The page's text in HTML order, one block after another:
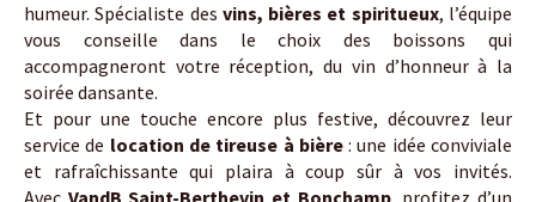
humeur. Spécialiste des vins, bières et spiritueux, l’équipe
vous conseille dans le choix des boissons qui
accompagneront votre réception, du vin d’honneur à la
soirée dansante.
Et pour une touche encore plus festive, découvrez leur
service de location de tireuse à bière: une idée conviviale
et rafraîchissante qui plaira à coup sûr à vos invités.
Avec VandB Saint-Berthevin et Bonchamp, profitez d’un